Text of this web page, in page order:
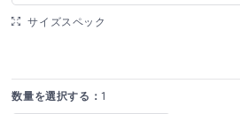
サイズスペック
数量を選択する： 1